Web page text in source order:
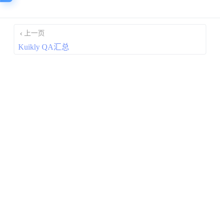
上一页
Kuikly QA汇总